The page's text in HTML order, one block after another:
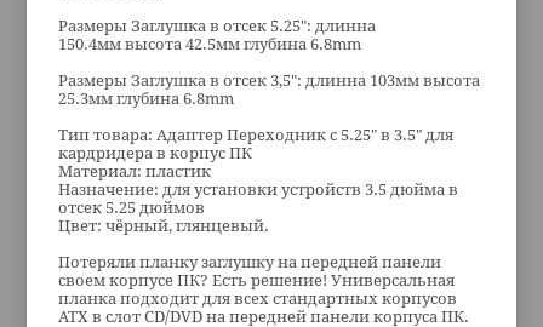
Размеры Заглушка в отсек 5.25": длинна
150.4мм высота 42.5мм глубина 6.8mm
Размеры Заглушка в отсек 3,5": длинна 103мм высота
25.3мм глубина 6.8mm
Тип товара: Адаптер Переходник с 5.25" в 3.5" для
кардридера в корпус ПК
Материал: пластик
Назначение: для установки устройств 3.5 дюйма в
отсек 5.25 дюймов
Цвет: чёрный, глянцевый.
Потеряли планку заглушку на передней панели
своем корпусе ПК? Есть решение! Универсальная
планка подходит для всех стандартных корпусов
ATX в слот CD/DVD на передней панели корпуса ПК.